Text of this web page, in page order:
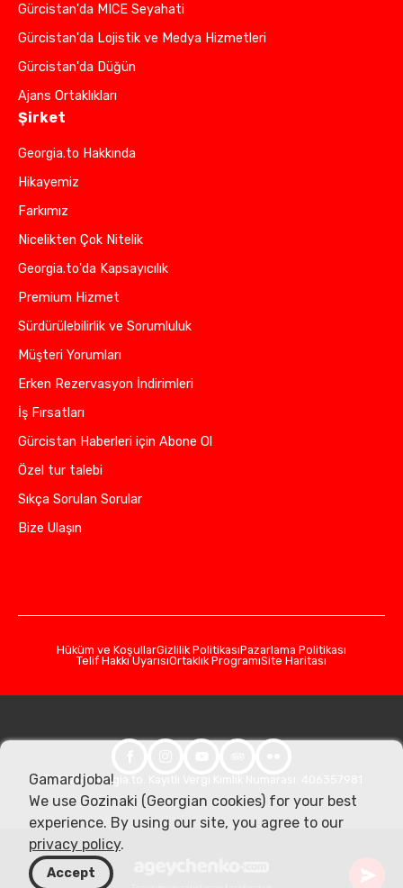
Gürcistan'da MICE Seyahati
Gürcistan'da Lojistik ve Medya Hizmetleri
Gürcistan'da Düğün
Ajans Ortaklıkları
Şirket
Georgia.to Hakkında
Hikayemiz
Farkımız
Nicelikten Çok Nitelik
Georgia.to'da Kapsayıcılık
Premium Hizmet
Sürdürülebilirlik ve Sorumluluk
Müşteri Yorumları
Erken Rezervasyon İndirimleri
İş Fırsatları
Gürcistan Haberleri için Abone Ol
Özel tur talebi
Sıkça Sorulan Sorular
Bize Ulaşın
Hüküm ve KoşullarGizlilik PolitikasıPazarlama Politikası
Telif Hakkı UyarısıOrtaklık ProgramıSite Haritası
© 2026 Georgia.to. Kayıtlı Vergi Kimlik Numarası: 406357981
Gamardjoba!
We use Gozinaki (Georgian cookies) for your best
experience. By using our site, you agree to our
privacy policy.
Accept